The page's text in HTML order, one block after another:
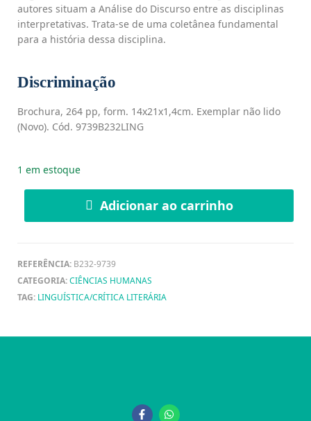
autores situam a Análise do Discurso entre as disciplinas
interpretativas. Trata-se de uma coletânea fundamental
para a história dessa disciplina.
Discriminação
Brochura, 264 pp, form. 14x21x1,4cm. Exemplar não lido
(Novo). Cód. 9739B232LING
1 em estoque
Adicionar ao carrinho
REFERÊNCIA: B232-9739
CATEGORIA:CIÊNCIAS HUMANAS
TAG: LINGUÍSTICA/CRÍTICA LITERÁRIA